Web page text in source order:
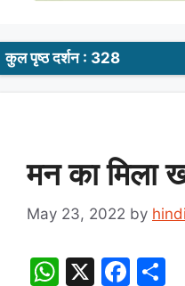
कुल पृष्ठ दर्शन : 328
मन का मिला
May 23, 2022 by
W X
F